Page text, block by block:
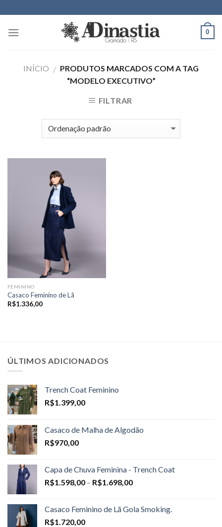
to
content
0
INÍCIO / PRODUTOS MARCADOS COM A TAG
“MODELO EXECUTIVO”
FILTRAR
FEMININO
Casaco Feminino de Lã
R$1.336,00
ÚLTIMOS ADICIONADOS
Trench Coat Feminino
R$1.399,00
Casaco de Malha de Algodão
R$970,00
Capa de Chuva Feminina - Trench Coat
R$1.598,00 – R$1.698,00Price
through
Casaco Feminino de Lã Gola Smoking.
R$1.720,00